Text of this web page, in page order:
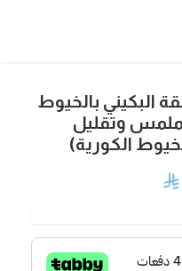
البكيني بالخيوط
وتقليل
الكورية)
⃁